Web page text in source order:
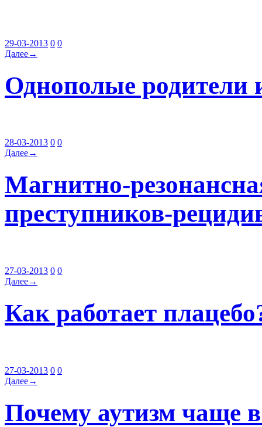
29-03-2013 0 0
Далее→
Однополые родители
28-03-2013 0 0
Далее→
Магнитно-
преступников-
27-03-2013 0 0
Далее→
Как работает
27-03-2013 0 0
Далее→
Почему аутизм чаще